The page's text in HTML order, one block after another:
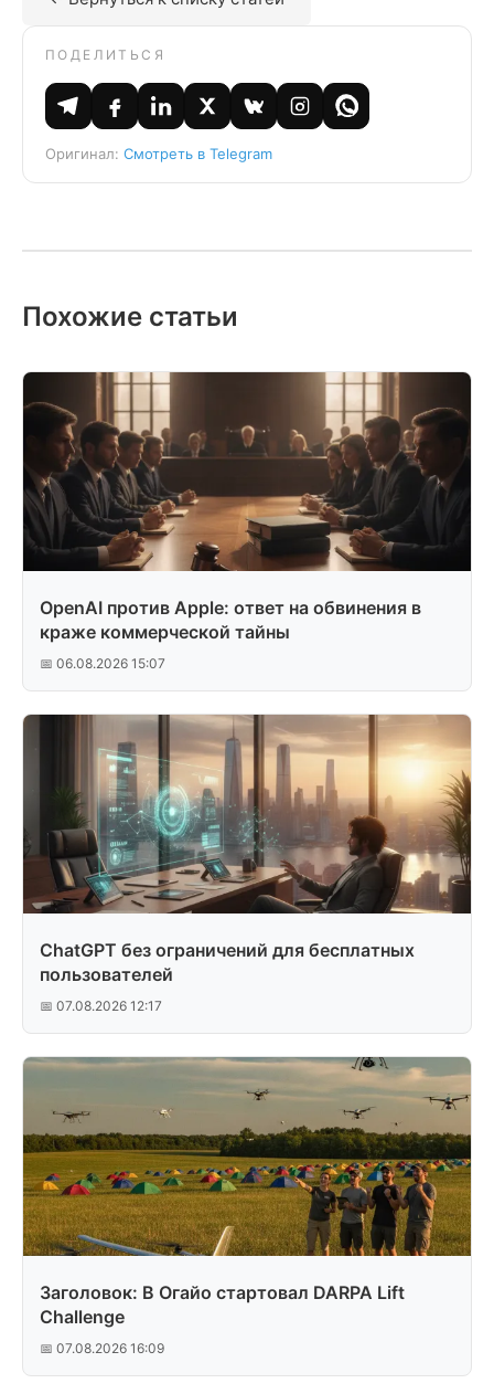
ПОДЕЛИТЬСЯ
Оригинал: Смотреть в Telegram
Похожие статьи
OpenAI против Apple: ответ на обвинения в
краже коммерческой тайны
📅 06.08.2026 15:07
ChatGPT без ограничений для бесплатных
пользователей
📅 07.08.2026 12:17
Заголовок: В Огайо стартовал DARPA Lift
Challenge
📅 07.08.2026 16:09